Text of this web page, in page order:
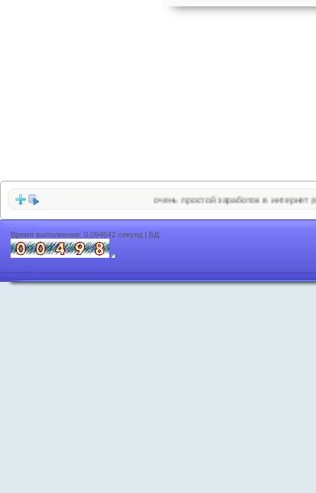
очень простой заработок в интернет(589) |
Время выполнения: 0,094642 секунд | БД: